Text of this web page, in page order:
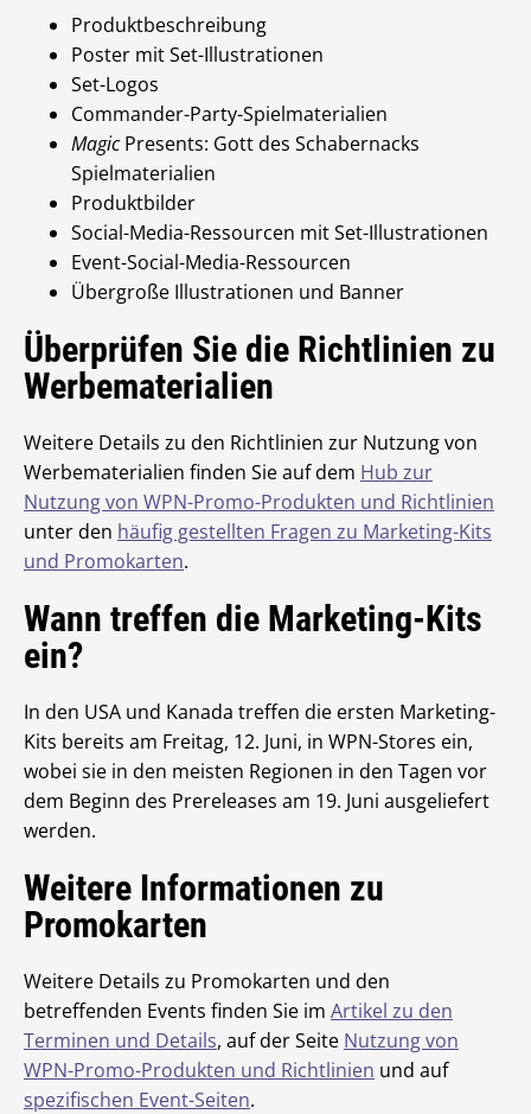
Produktbeschreibung
Poster mit Set-Illustrationen
Set-Logos
Commander-Party-Spielmaterialien
MagicPresents: Gott des Schabernacks
Spielmaterialien
Produktbilder
Social-Media-Ressourcen mit Set-Illustrationen
Event-Social-Media-Ressourcen
Übergroße Illustrationen und Banner
Überprüfen Sie die Richtlinien zu
Werbematerialien
Weitere Details zu den Richtlinien zur Nutzung von
Werbematerialien finden Sie auf dem Hub zur
Nutzung von WPN-Promo-Produkten und Richtlinien
unter den häufig gestellten Fragen zu Marketing-Kits
und Promokarten.
Wann treffen die Marketing-Kits
ein?
In den USA und Kanada treffen die ersten Marketing-
Kits bereits am Freitag, 12. Juni, in WPN-Stores ein,
wobei sie in den meisten Regionen in den Tagen vor
dem Beginn des Prereleases am 19. Juni ausgeliefert
werden.
Weitere Informationen zu
Promokarten
Weitere Details zu Promokarten und den
betreffenden Events finden Sie im Artikel zu den
Terminen und Details, auf der Seite Nutzung von
WPN-Promo-Produkten und Richtlinien und auf
spezifischen Event-Seiten.